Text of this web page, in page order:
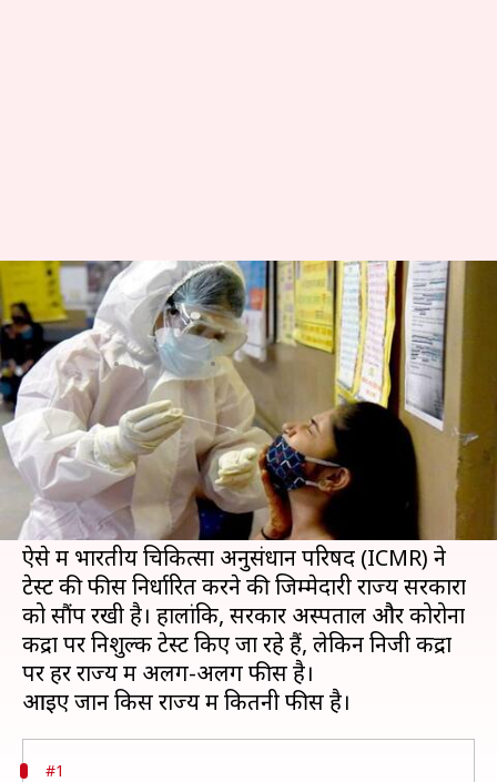
भारत में कोरोना वायरस टेस्ट की
किस राज्य में कितनी फीस है?
लेखन भारत शर्मा Oct 27, 2020 07:52 pm
क्या है खबर?
देश में कोरोना वायरस महामारी के खिलाफ जारी लड़ाई में
कोरोना टेस्ट की अहम भूमिका रही है, लेकिन इसकी
लागत पर हमेशा से सवाल उठते रहे हैं।
ऐसे में भारतीय चिकित्सा अनुसंधान परिषद (ICMR) ने
टेस्ट की फीस निर्धारित करने की जिम्मेदारी राज्य सरकारों
को सौंप रखी है। हालांकि, सरकार अस्पताल और कोरोना
केंद्रों पर निशुल्क टेस्ट किए जा रहे हैं, लेकिन निजी केंद्रों
पर हर राज्य में अलग-अलग फीस है।
#1